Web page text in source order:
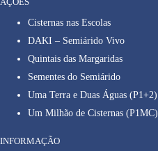
Cisternas nas Escolas
DAKI – Semiárido Vivo
Quintais das Margaridas
Sementes do Semiárido
Uma Terra e Duas Águas (P1+2)
Um Milhão de Cisternas (P1MC)
INFORMAÇÃO